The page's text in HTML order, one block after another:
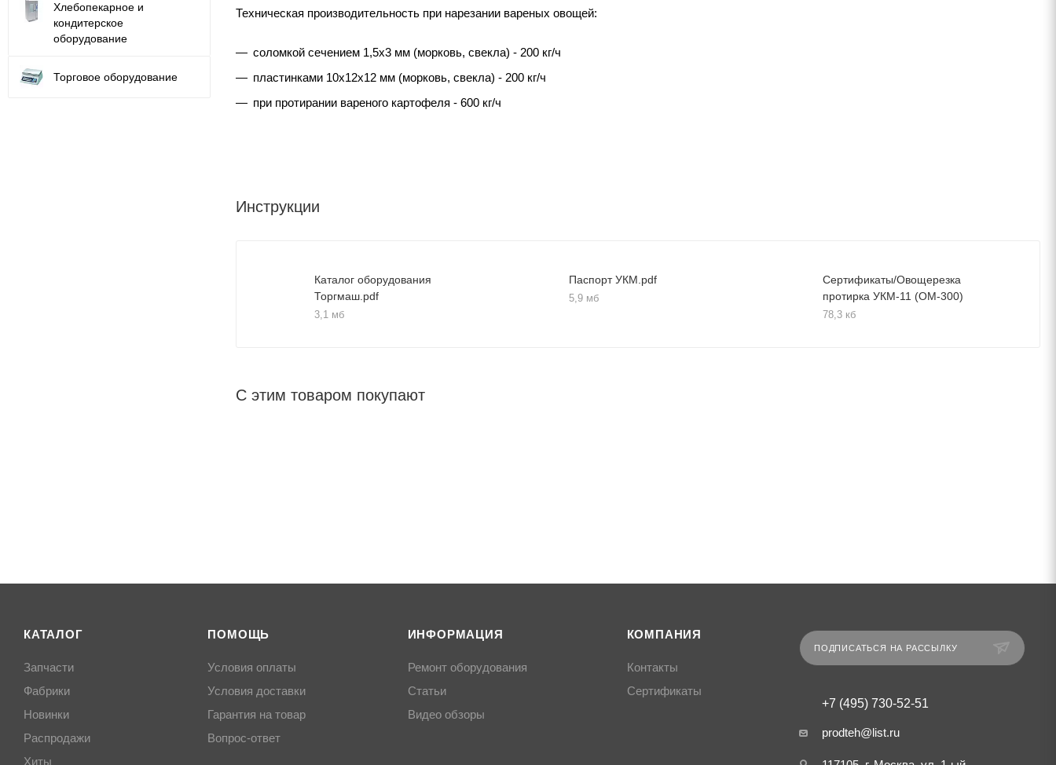
Техническая производительность при нарезании вареных овощей:
соломкой сечением 1,5х3 мм (морковь, свекла) - 200 кг/ч
пластинками 10х12х12 мм (морковь, свекла) - 200 кг/ч
при протирании вареного картофеля - 600 кг/ч
Инструкции
Каталог оборудования
Торгмаш.pdf
3,1 мб
Паспорт УКМ.pdf
5,9 мб
Сертификаты/Овощерезка
протирка УКМ-11 (ОМ-300)
78,3 кб
С этим товаром покупают
Хлебопекарное и
кондитерское
оборудование
Торговое оборудование
КАТАЛОГ
Запчасти
Фабрики
Новинки
Распродажи
Хиты
ПОМОЩЬ
Условия оплаты
Условия доставки
Гарантия на товар
Вопрос-ответ
ИНФОРМАЦИЯ
Ремонт оборудования
Статьи
Видео обзоры
КОМПАНИЯ
Контакты
Сертификаты
ПОДПИСАТЬСЯ НА РАССЫЛКУ
+7 (495) 730-52-51
prodteh@list.ru